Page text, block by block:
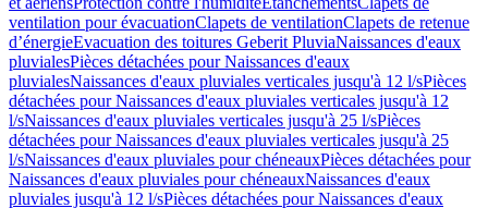
ventilation pour évacuationClapets de ventilationClapets de retenue
d’énergieEvacuation des toitures Geberit PluviaNaissances d'eaux
pluvialesPièces détachées pour Naissances d'eaux
pluvialesNaissances d'eaux pluviales verticales jusqu'à 12 l/sPièces
détachées pour Naissances d'eaux pluviales verticales jusqu'à 12
l/sNaissances d'eaux pluviales verticales jusqu'à 25 l/sPièces
détachées pour Naissances d'eaux pluviales verticales jusqu'à 25
l/sNaissances d'eaux pluviales pour chéneauxPièces détachées pour
Naissances d'eaux pluviales pour chéneauxNaissances d'eaux
pluviales jusqu'à 12 l/sPièces détachées pour Naissances d'eaux